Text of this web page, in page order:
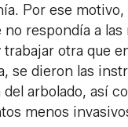
Por ese
respondía a las
otra que
se dieron las
arbolado, así
menos